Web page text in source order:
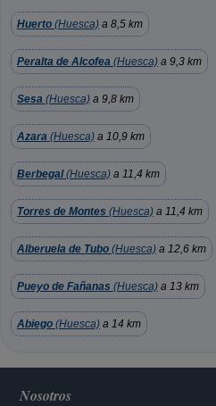
Huerto (Huesca) a 8,5 km
Peralta de Alcofea (Huesca) a 9,3 km
Sesa (Huesca) a 9,8 km
Azara (Huesca) a 10,9 km
Berbegal(Huesca) a 11,4 km
Torres de Montes (Huesca) a 11,4 km
Alberuela de Tubo (Huesca) a 12,6 km
Pueyo de Fañanas (Huesca) a 13 km
Abiego (Huesca) a 14 km
Nosotros